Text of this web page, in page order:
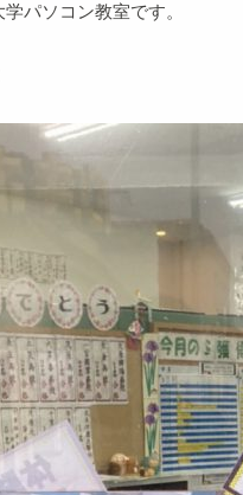
パソコン教室です。